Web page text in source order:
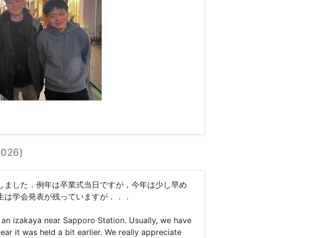
した．例年は卒業式当日ですが，今年は少し早め
学会発表が残っていますが．．．
izakaya near Sapporo Station. Usually, we have
it was held a bit earlier. We really appreciate